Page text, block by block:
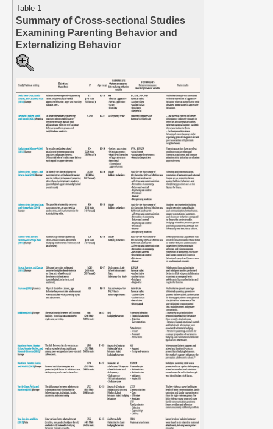
Table 1
Summary of Cross-sectional Studies
Examining Parenting Behavior and
Externalizing Behavior